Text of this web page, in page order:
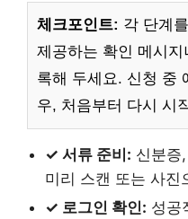
체크포인트: 각 단계
제공하는 확인 메시
록해 두세요. 신청 중
우, 처음부터 다시 시
✓ 서류 준비: 신분증
미리 스캔 또는 사진
✓ 로그인 확인: 성공